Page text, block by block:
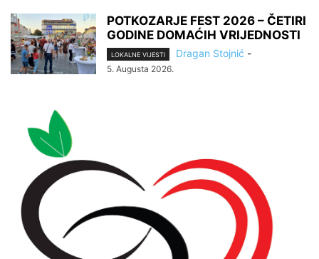
POTKOZARJE FEST 2026 – ČETIRI
GODINE DOMAĆIH VRIJEDNOSTI
LOKALNE VIJESTI Dragan Stojnić -
5. Augusta 2026.